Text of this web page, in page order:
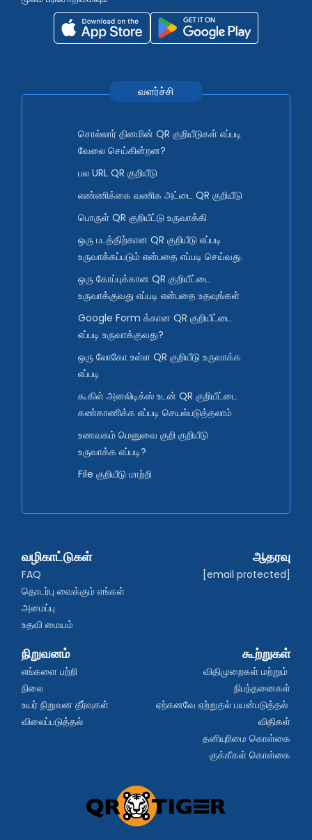
வளர்ச்சி
சொல்லார் தினமின் QR குறியீடுகள் எப்படி
வேலை செய்கின்றன?
பல URL QR குறியீடு
எண்ணிக்கை வணிக அட்டை QR குறியீடு
பொருள் QR குறியீட்டு உருவாக்கி
ஒரு படத்திற்கான QR குறியீடு எப்படி
உருவாக்கப்படும் என்பதை எப்படி செய்வது.
ஒரு கோப்புக்கான QR குறியீட்டை
உருவாக்குவது எப்படி என்பதை உதவுங்கள்
Google Form க்கான QR குறியீட்டை
எப்படி உருவாக்குவது?
ஒரு லோகோ உள்ள QR குறியீடு உருவாக்க
எப்படி
கூகிள் அனலிடிக்ஸ் உடன் QR குறியீட்டை
கண்காணிக்க எப்படி செயல்படுத்தலாம்
உணவகம் மெனுவை குறி குறியீடு
உருவாக்க எப்படி?
File குறியீடு மாற்றி
வழிகாட்டுகள்
FAQ
தொடர்பு வைக்கும் எங்கள்
அமைப்பு
உதவி மையம்
ஆதரவு
[email protected]
நிறுவனம்
எங்களை பற்றி
நிலை
உயர் நிறுவன தீர்வுகள்
விலைப்படுத்தல்
கூற்றுகள்
விதிமுறைகள் மற்றும்
நிபந்தனைகள்
ஏற்கனவே ஏற்றுதல் பயன்படுத்தல்
விதிகள்
தனியுரிமை கொள்கை
குக்கீகள் கொள்கை